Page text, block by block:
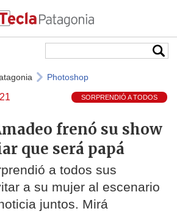
Photoshop
SORPRENDIÓ A TODOS
frenó su show
que será papá
a todos sus
a su mujer al escenario
juntos. Mirá